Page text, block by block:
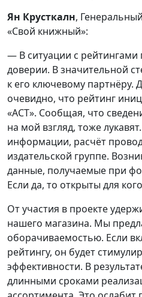
Ян Крусткалн,
«Свой книжный»:
— В ситуации с рейтингами
доверии. В значительной
к его ключевому партнёру.
очевидно, что рейтинг
«АСТ». Сообщая, что
на мой взгляд, тоже
информации, расчёт
издательской группе.
данные, получаемые при
Если да, то открыты для
От участия в проекте
нашего магазина. Мы
оборачиваемостью. Если
рейтингу, он будет
эффективности. В
длинными сроками